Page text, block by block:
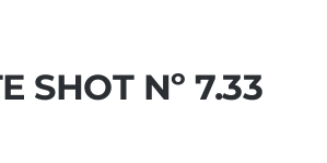
SHOT Nº 7.33